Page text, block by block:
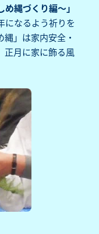
縄づくり編～」
になるよう祈りを
」は家内安全・
正月に家に飾る風